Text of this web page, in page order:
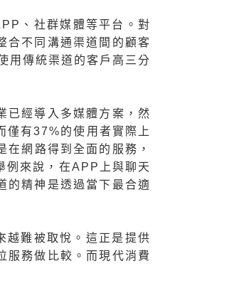
、社群媒體等平台。對
合不同溝通渠道間的顧客
用傳統渠道的客戶高三分
已經導入多媒體方案，然
僅有37%的使用者實際上
網路得到全面的服務，
例來說，在APP上與聊天
的精神是透過當下最合適
難被取悅。這正是提供
服務做比較。而現代消費